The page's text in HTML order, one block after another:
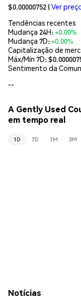
$0.00000752 (Ver
Tendências recentes
Mudança 24H:+0.00%
Mudança 7D:+0.00%
Capitalização de
Máx/Mín 7D: $
Sentimento da
--
A Gently Used
em tempo real
1D 7D 1M 3M
Notícias